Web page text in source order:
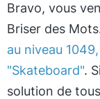
Bravo, vous
Briser des
au niveau
"Skateboard".
solution de